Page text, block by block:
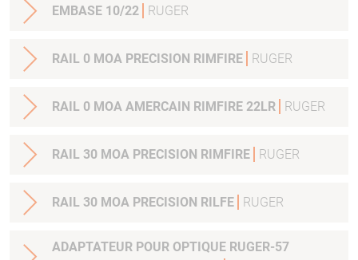
EMBASE 10/22 RUGER
RAIL 0 MOA PRECISION RIMFIRE RUGER
RAIL 0 MOA AMERCAIN RIMFIRE 22LR RUGER
RAIL 30 MOA PRECISION RIMFIRE RUGER
RAIL 30 MOA PRECISION RILFE RUGER
ADAPTATEUR POUR OPTIQUE RUGER-57